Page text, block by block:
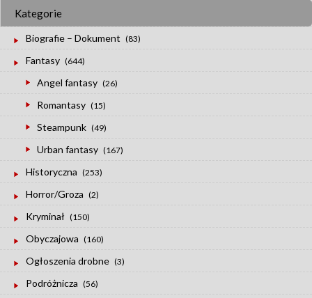
Kategorie
Biografie – Dokument (83)
Fantasy (644)
Angel fantasy (26)
Romantasy (15)
Steampunk (49)
Urban fantasy (167)
Historyczna (253)
Horror/Groza (2)
Kryminał (150)
Obyczajowa (160)
Ogłoszenia drobne (3)
Podróżnicza (56)